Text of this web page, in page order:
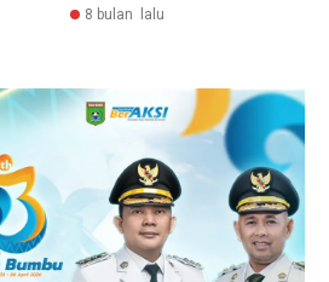
8 bulan lalu